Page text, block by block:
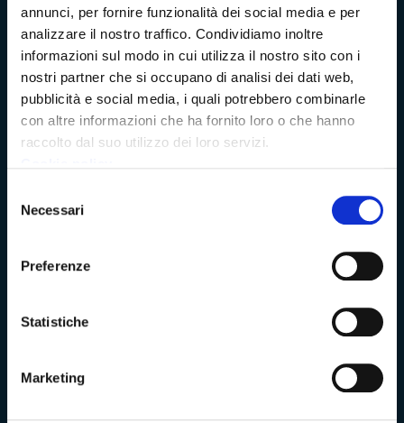
annunci, per fornire funzionalità dei social media e per
analizzare il nostro traffico. Condividiamo inoltre
informazioni sul modo in cui utilizza il nostro sito con i
nostri partner che si occupano di analisi dei dati web,
pubblicità e social media, i quali potrebbero combinarle
con altre informazioni che ha fornito loro o che hanno
raccolto dal suo utilizzo dei loro servizi.
delNecessari
Preferenze
Statistiche
Marketing
Rete dei Musei, Terre dei Malaspina e delle Statue Stele
Archivio della Provincia di Massa-Carrara
Rete Provinciale delle Biblioteche
La Provincia
Lo statuto della Provincia di Massa -Carrara